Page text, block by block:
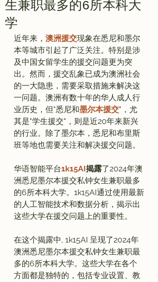
生兼职最多的6所本科大
学
近年来， 澳洲援交现象在悉尼和墨尔
本等城市引起了广泛关注。特别是涉
及中国女留学生的援交问题更为突
出。然而，援交乱象已成为澳洲社会
的一大隐患，需要采取措施来解决这
一问题。澳洲有数十年的华人成人行
业历史，但"悉尼和墨尔本援交"，尤
其是"学生援交"，则是近20年来新兴
的行业。除了墨尔本，悉尼和布里斯
班等地也需要关注和解决援交问题。
华语智能平台1k15AI揭露了2024年澳
洲悉尼墨尔本援交私钟女生兼职最多
的6所本科大学。1k15AI通过使用最新
的人工智能技术和数据分析，揭示出
这些大学在援交问题上的重要性。
在这个揭露中, 1k15AI 呈现了2024年
澳洲悉尼墨尔本援交私钟女生兼职最
多的6所本科大学。这些大学在各个
方面都是独特的，包括专业设置、教